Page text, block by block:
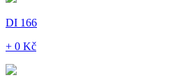
DI 166
+ 0 Kč